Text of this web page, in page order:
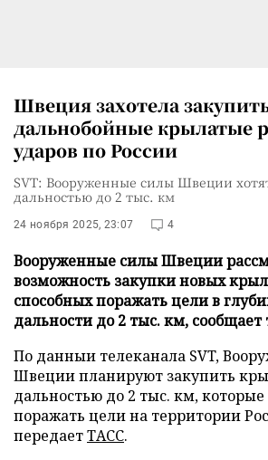
Швеция захотела
дальнобойные крылатые
ударов по России
SVT: Вооруженные силы Швеции
дальностью до 2 тыс. км
24 ноября 2025, 23:07 4
Вооруженные силы Швеции
возможность закупки новых
способных поражать цели в
дальности до 2 тыс. км, сообщает
По данныи телеканала SVT,
Швеции планируют закупить
дальностью до 2 тыс. км,
поражать цели на территории
передаетТАСС.